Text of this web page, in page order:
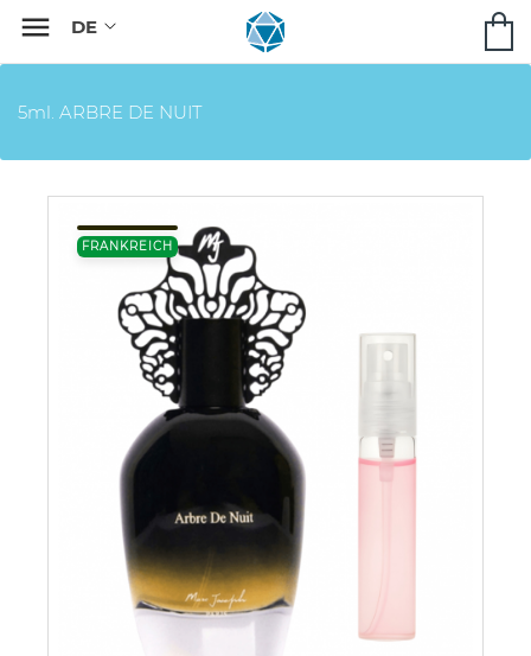

5ml. ARBRE DE NUIT
FRANKREICH